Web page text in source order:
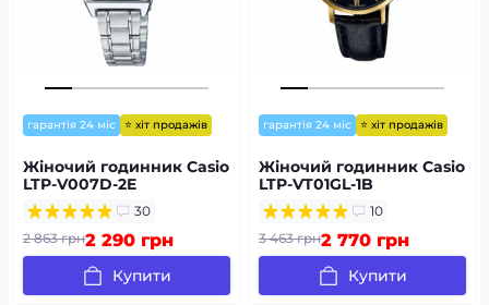
гарантія 24 міс ⭐ хіт продажів
Жіночий годинник Casio
LTP-V007D-2E
30
2 863 грн2 290 грн
Купити
гарантія 24 міс ⭐ хіт продажів
Жіночий годинник Casio
LTP-VT01GL-1B
10
3 463 грн2 770 грн
Купити